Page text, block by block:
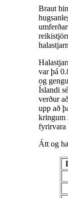
Braut
var þá
og
Íslandi
verður
upp að
kringum
fyrirvara
Átt og